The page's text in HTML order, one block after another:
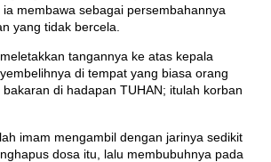
membawa sebagai persembahannya
yang tidak bercela.
tangannya ke atas kepala
di tempat yang biasa orang
di hadapan TUHAN; itulah korban
imam mengambil dengan jarinya sedikit
dosa itu, lalu membubuhnya pada